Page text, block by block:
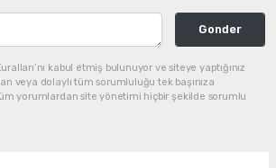
Gonder
kabul etmiş bulunuyor ve siteye yaptığınız
veya dolaylı tüm sorumluluğu tek başınıza
yorumlardan site yönetimi hiçbir şekilde sorumlu